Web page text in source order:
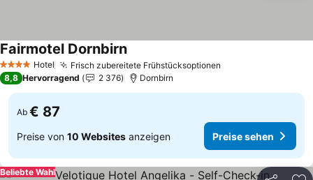
4 Sterne Hotel Frisch zubereitete Frühstücksoptionen
Fairmotel DornbirnPreise sehen
8,8 Hervorragend 2 376 Dornbirn
Ab € 87
Preise von 10 Websites anzeigen Preise sehen
Beliebte Wahl